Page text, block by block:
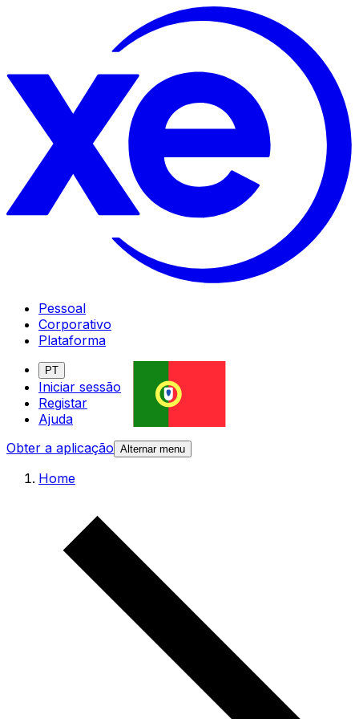
Pessoal
Corporativo
Plataforma
PT
Iniciar sessão
Registar
Ajuda
Obter a aplicação Alternar menu
Home